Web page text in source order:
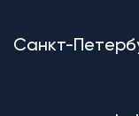
Санкт-